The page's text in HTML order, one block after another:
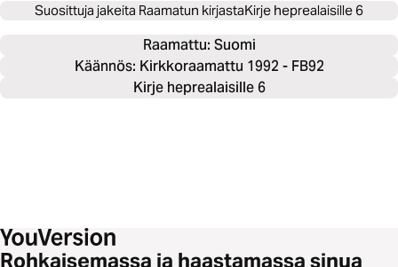
Suosittuja jakeita Raamatun kirjastaKirje heprealaisille 6
Raamattu: Suomi
Käännös: Kirkkoraamattu 1992 - FB92
Kirje heprealaisille 6
Rohkaisemassa ja haastamassa sinua